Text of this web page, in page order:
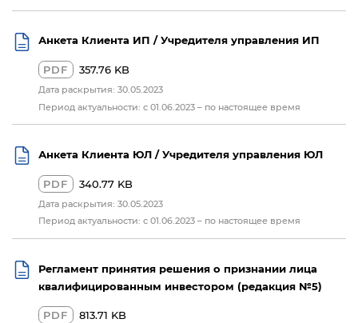
Анкета Клиента ИП / Учредителя управления ИП
PDF 357.76 KB
Дата раскрытия: 30.05.2023
Период актуальности: с 01.06.2023 – по настоящее время
Анкета Клиента ЮЛ / Учредителя управления ЮЛ
PDF 340.77 KB
Дата раскрытия: 30.05.2023
Период актуальности: с 01.06.2023 – по настоящее время
Регламент принятия решения о признании лица
квалифицированным инвестором (редакция №5)
PDF 813.71 KB